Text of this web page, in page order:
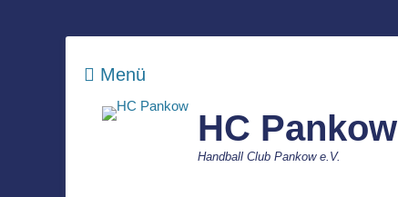
Menü
HC Pankow
Handball Club Pankow e.V.